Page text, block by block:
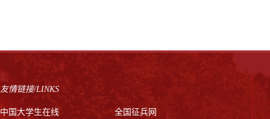
友情链接/LINKS
中国大学生在线
全国征兵网